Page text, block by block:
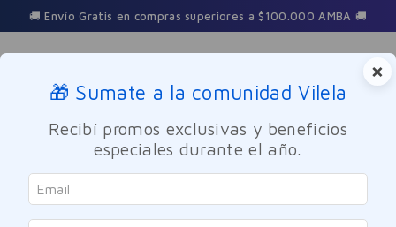
🚚 Envío Gratis en compras superiores a $100.000 AMBA 🚚
Buscar
×
🎁 Sumate a la comunidad Vilela
Recibí promos exclusivas y beneficios
especiales durante el año.